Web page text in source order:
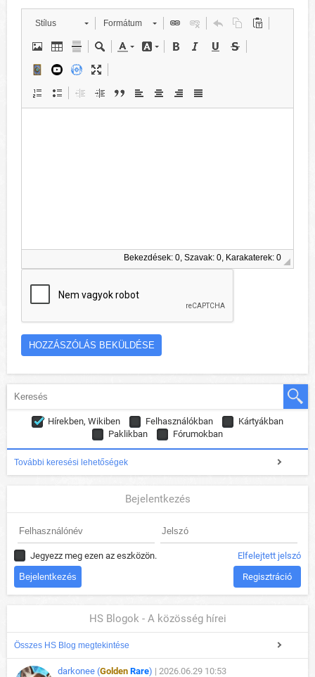
Stílus Formátum
Bekezdések: 0, Szavak: 0, Karakaterek: 0
Hírekben, Wikiben Felhasználókban
Kártyákban
Paklikban
Fórumokban
További keresési lehetőségek
Bejelentkezés
Jegyezz meg ezen az eszközön. Elfelejtett jelszó
Regisztráció
HS Blogok - A közösség hírei
Összes HS Blog megtekintése
darkonee (Golden Rare) | 2026.06.29 10:53